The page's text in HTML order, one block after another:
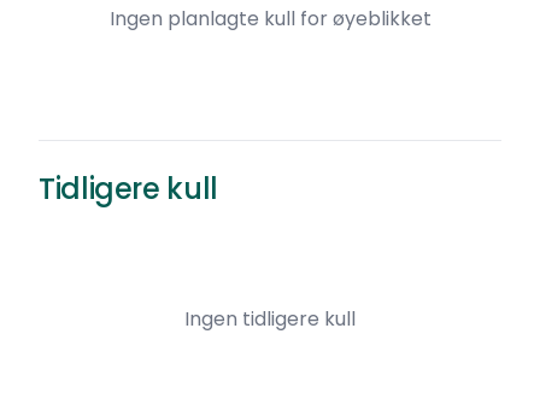
Ingen planlagte kull for øyeblikket
Tidligere kull
Ingen tidligere kull